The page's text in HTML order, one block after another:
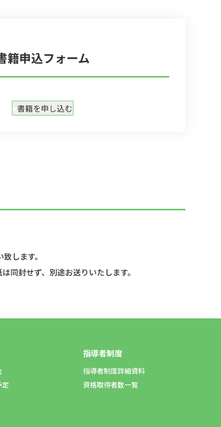
籍申込フォーム
書籍を申し込む
します。
同封せず、別途お送りいたします。
指導者制度
指導者制度詳細資料
資格取得者数一覧